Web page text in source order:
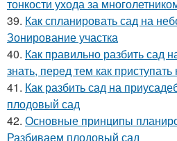
тонкости ухода за
39. Как спланировать сад на
Зонирование участка
40. Как правильно разбить сад
знать, перед тем как
41. Как разбить сад на
плодовый сад
42. Основные принципы
Разбиваем плодовый сад